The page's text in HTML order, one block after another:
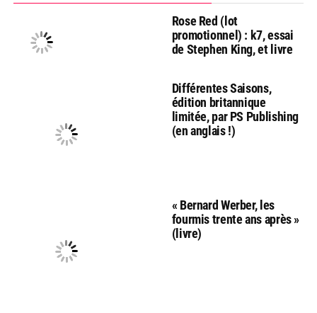
Rose Red (lot
promotionnel) : k7, essai
de Stephen King, et livre
Différentes Saisons,
édition britannique
limitée, par PS Publishing
(en anglais !)
« Bernard Werber, les
fourmis trente ans après »
(livre)